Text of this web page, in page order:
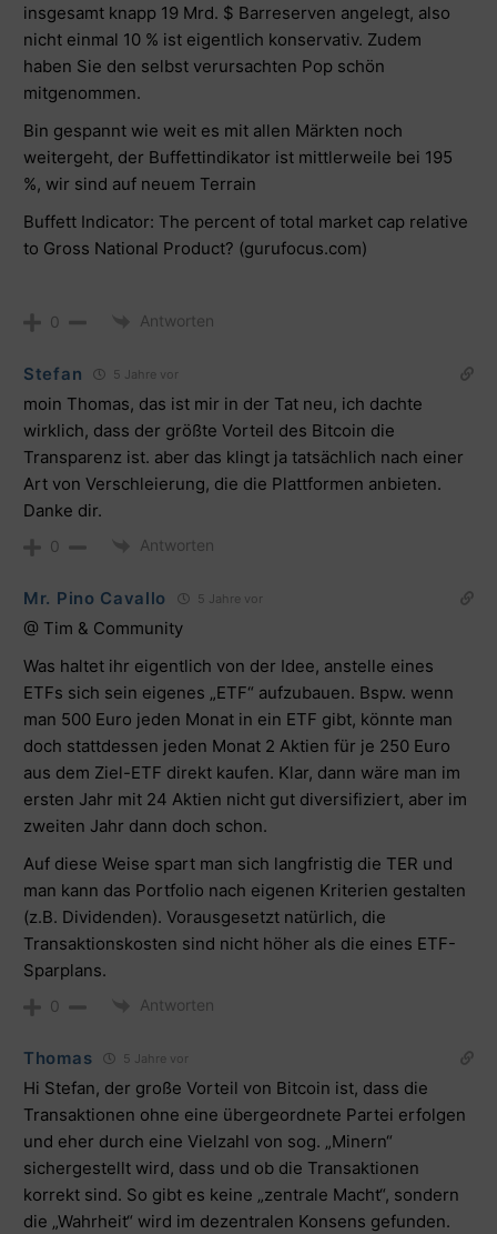
insgesamt knapp 19 Mrd. $ Barreserven angelegt, also
nicht einmal 10 % ist eigentlich konservativ. Zudem
haben Sie den selbst verursachten Pop schön
mitgenommen.
Bin gespannt wie weit es mit allen Märkten noch
weitergeht, der Buffettindikator ist mittlerweile bei 195
%, wir sind auf neuem Terrain
Buffett Indicator: The percent of total market cap relative
to Gross National Product? (gurufocus.com)
0 Antworten
Stefan 5 Jahre vor
moin Thomas, das ist mir in der Tat neu, ich dachte
wirklich, dass der größte Vorteil des Bitcoin die
Transparenz ist. aber das klingt ja tatsächlich nach einer
Art von Verschleierung, die die Plattformen anbieten.
Danke dir.
0 Antworten
Mr. Pino Cavallo 5 Jahre vor
@ Tim & Community
Was haltet ihr eigentlich von der Idee, anstelle eines
ETFs sich sein eigenes „ETF“ aufzubauen. Bspw. wenn
man 500 Euro jeden Monat in ein ETF gibt, könnte man
doch stattdessen jeden Monat 2 Aktien für je 250 Euro
aus dem Ziel-ETF direkt kaufen. Klar, dann wäre man im
ersten Jahr mit 24 Aktien nicht gut diversifiziert, aber im
zweiten Jahr dann doch schon.
Auf diese Weise spart man sich langfristig die TER und
man kann das Portfolio nach eigenen Kriterien gestalten
(z.B. Dividenden). Vorausgesetzt natürlich, die
Transaktionskosten sind nicht höher als die eines ETF-
Sparplans.
0 Antworten
Thomas 5 Jahre vor
Hi Stefan, der große Vorteil von Bitcoin ist, dass die
Transaktionen ohne eine übergeordnete Partei erfolgen
und eher durch eine Vielzahl von sog. „Minern“
sichergestellt wird, dass und ob die Transaktionen
korrekt sind. So gibt es keine „zentrale Macht“, sondern
die „Wahrheit“ wird im dezentralen Konsens gefunden.